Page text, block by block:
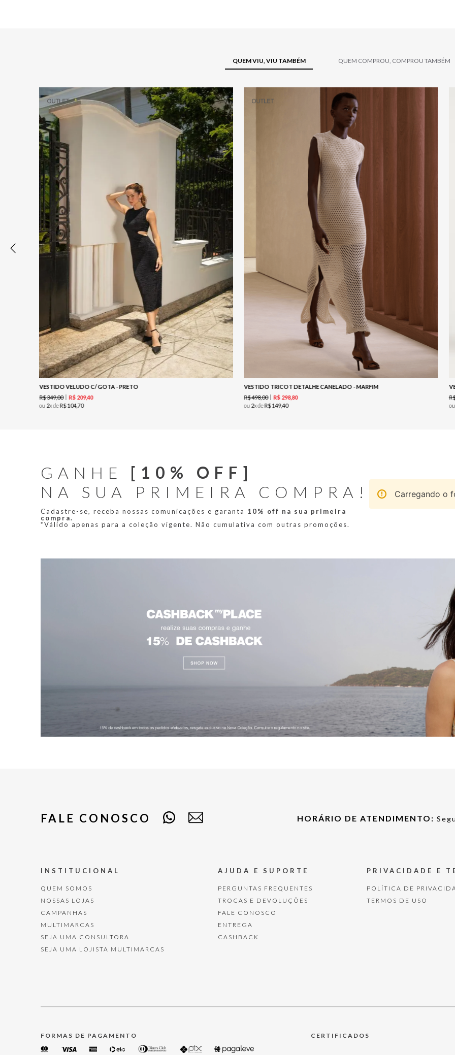
QUEM VIU, VIU TAMBÉM QUEM COMPROU, COMPROU TAMBÉM
VESTIDO VELUDO C/ GOTA - PRETO
R$349,00 R$ 209,40
ou 2x deR$104,70
VESTIDO TRICOT DETALHE CANELADO - MARFIM
R$498,00 R$ 298,80
ou 2x deR$149,40
GANHE [10% OFF]
NA SUA PRIMEIRA COMPRA!
Cadastre-se, receba nossas comunicações e garanta 10% off na sua primeira
compra.
*Válido apenas para a coleção vigente. Não cumulativa com outras promoções.
Carregando o
FALE CONOSCO HORÁRIO DE ATENDIMENTO:
INSTITUCIONAL
QUEM SOMOS
NOSSAS LOJAS
CAMPANHAS
MULTIMARCAS
SEJA UMA CONSULTORA
SEJA UMA LOJISTA MULTIMARCAS
AJUDA E SUPORTE
PERGUNTAS FREQUENTES
TROCAS E DEVOLUÇÕES
FALE CONOSCO
ENTREGA
CASHBACK
PRIVACIDADE E
POLÍTICA DE
TERMOS DE USO
FORMAS DE PAGAMENTO CERTIFICADOS